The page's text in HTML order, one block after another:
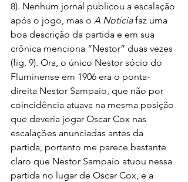
8). Nenhum jornal publicou a escalação
após o jogo, mas o A Notícia faz uma
boa descrição da partida e em sua
crônica menciona “Nestor” duas vezes
(fig. 9). Ora, o único Nestor sócio do
Fluminense em 1906 era o ponta-
direita Nestor Sampaio, que não por
coincidência atuava na mesma posição
que deveria jogar Oscar Cox nas
escalações anunciadas antes da
partida, portanto me parece bastante
claro que Nestor Sampaio atuou nessa
partida no lugar de Oscar Cox, e a